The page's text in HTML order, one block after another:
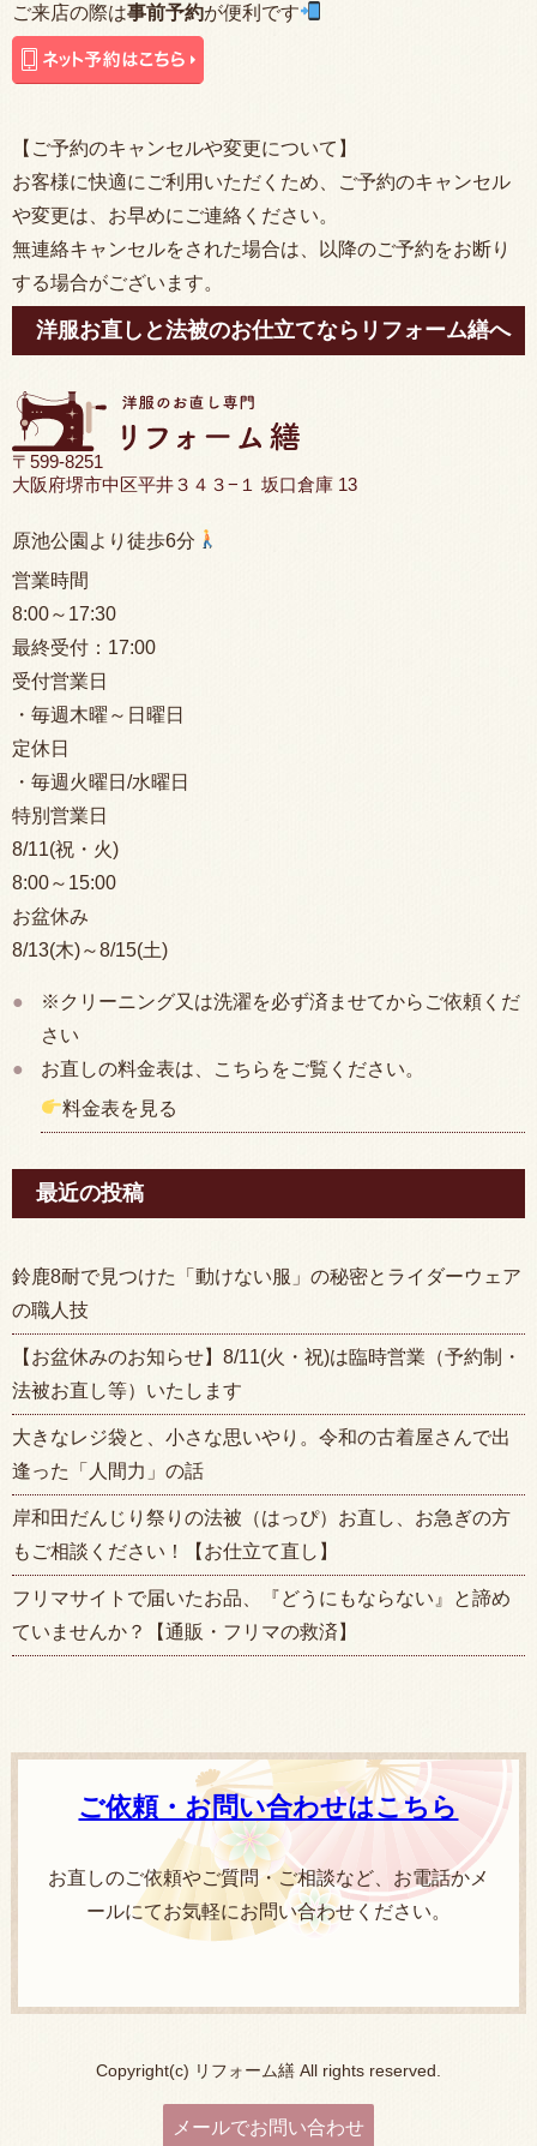
メールでお問い合わせ
ご来店の際は事前予約が便利です
【ご予約のキャンセルや変更について】
お客様に快適にご利用いただくため、ご予約のキャンセル
や変更は、お早めにご連絡ください。
無連絡キャンセルをされた場合は、以降のご予約をお断り
する場合がございます。
洋服お直しと法被のお仕立てならリフォーム繕へ
〒599-8251
大阪府堺市中区平井３４３−１ 坂口倉庫 13
原池公園より徒歩6分
営業時間
8:00～17:30
最終受付： 17:00
受付営業日
・毎週木曜～日曜日
定休日
・毎週火曜日/水曜日
特別営業日
8/11(祝・火)
8:00～15:00
お盆休み
8/13(木)～8/15(土)
※クリーニング又は洗濯を必ず済ませてからご依頼くだ
さい
お直しの料金表は、こちらをご覧ください。
料金表を見る
最近の投稿
鈴鹿8耐で見つけた「動けない服」の秘密とライダーウェア
の職人技
【お盆休みのお知らせ】8/11(火・祝)は臨時営業（予約制・
法被お直し等）いたします
大きなレジ袋と、小さな思いやり。令和の古着屋さんで出
逢った「人間力」の話
岸和田だんじり祭りの法被（はっぴ）お直し、お急ぎの方
もご相談ください！【お仕立て直し】
フリマサイトで届いたお品、『どうにもならない』と諦め
ていませんか？【通販・フリマの救済】
ご依頼・お問い合わせはこちら
お直しのご依頼やご質問・ご相談など、お電話かメ
ールにてお気軽にお問い合わせください。
Copyright(c) リフォーム繕 All rights reserved.